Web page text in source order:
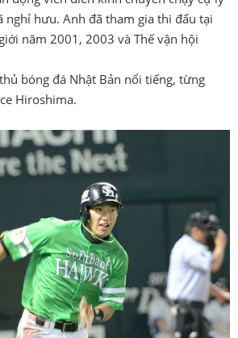
nghỉ hưu. Anh đã tham gia thi đấu tại
năm 2001, 2003 và Thế vận hội
bóng đá Nhật Bản nổi tiếng, từng
Hiroshima.